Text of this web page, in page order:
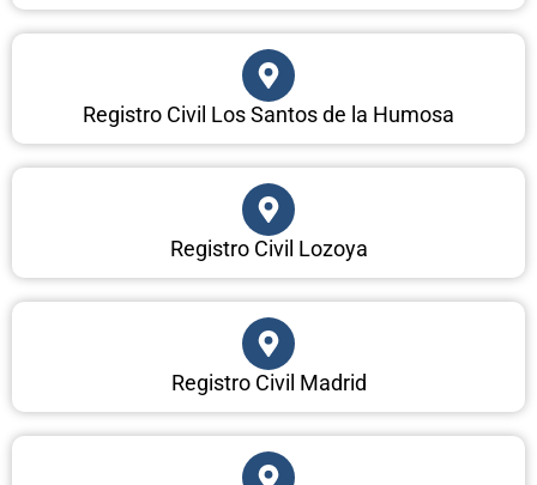
Registro Civil Los Santos de la Humosa
Registro Civil Lozoya
Registro Civil Madrid